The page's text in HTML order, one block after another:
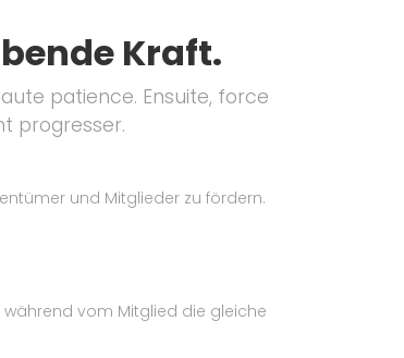
Kraft.
patience. Ensuite, force
progresser.
und Mitglieder zu fördern.
vom Mitglied die gleiche